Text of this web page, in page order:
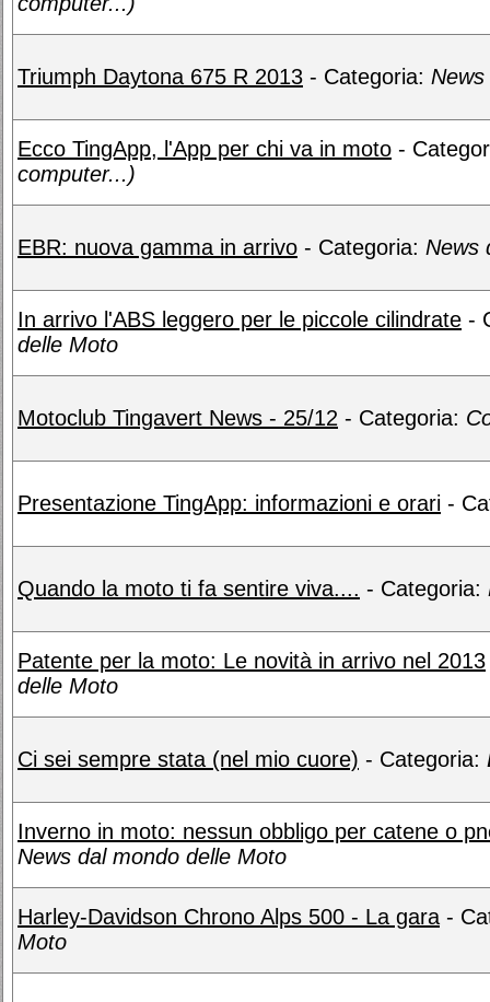
Triumph Daytona 675 R 2013 - Categoria:
Ecco TingApp, l'App per chi va in moto -
computer...)
EBR: nuova gamma in arrivo - Categoria: News
In arrivo l'ABS leggero per le piccole cilindrate -
delle Moto
Motoclub Tingavert News - 25/12 - Categoria:
Presentazione TingApp: informazioni e orari -
Quando la moto ti fa sentire viva.... - Categoria:
Patente per la moto: Le novità in arrivo nel 2013
delle Moto
Ci sei sempre stata (nel mio cuore) - Categoria:
Inverno in moto: nessun obbligo per catene o
News dal mondo delle Moto
Harley-Davidson Chrono Alps 500 - La gara -
Moto